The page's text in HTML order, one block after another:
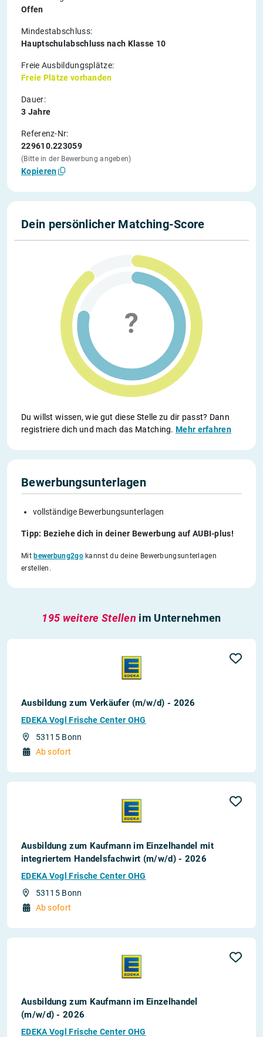
Offen
Mindestabschluss:
Hauptschulabschluss nach Klasse 10
Freie Ausbildungsplätze:
Freie Plätze vorhanden
Dauer:
3 Jahre
Referenz-Nr:
229610.223059
(Bitte in der Bewerbung angeben)
Kopieren
Dein persönlicher Matching-Score
Du willst wissen, wie gut diese Stelle zu dir passt? Dann
registriere dich und mach das Matching.Mehr erfahren
Bewerbungsunterlagen
vollständige Bewerbungsunterlagen
Tipp: Beziehe dich in deiner Bewerbung auf AUBI-plus!
Mitbewerbung2gokannst du deine Bewerbungsunterlagen
erstellen.
195 weitere Stellen im Unternehmen
Ausbildung zum Verkäufer (m/w/d) - 2026
EDEKA Vogl Frische Center OHG
53115 Bonn
Ab sofort
Ausbildung zum Kaufmann im Einzelhandel mit
integriertem Handelsfachwirt (m/w/d) - 2026
EDEKA Vogl Frische Center OHG
53115 Bonn
Ab sofort
Ausbildung zum Kaufmann im Einzelhandel
(m/w/d) - 2026
EDEKA Vogl Frische Center OHG